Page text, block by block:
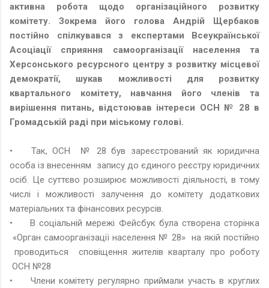
активна робота щодо організаційного розвитку
комітету. Зокрема його голова Андрій Щербаков
постійно спілкувався з експертами Всеукраїнської
Асоціації сприяння самоорганізації населення та
Херсонського ресурсного центру з розвитку місцевої
демократії, шукав можливості для розвитку
квартального комітету, навчання його членів та
вирішення питань, відстоював інтереси ОСН № 28 в
Громадській раді при міському голові.
•
Так, ОСН № 28 був зареєстрований як юридична
особа із внесенням запису до єдиного реєстру юридичних
осіб. Це суттєво розширює можливості діяльності, в тому
числі і можливості залучення до комітету додаткових
матеріальних та фінансових ресурсів.
•
В соціальній мережі Фейсбук була створена сторінка
«Орган самоорганізації населення № 28» на якій постійно
проводиться сповіщення жителів кварталу про роботу
ОСН №28
•
Члени комітету регулярно приймали участь в круглих